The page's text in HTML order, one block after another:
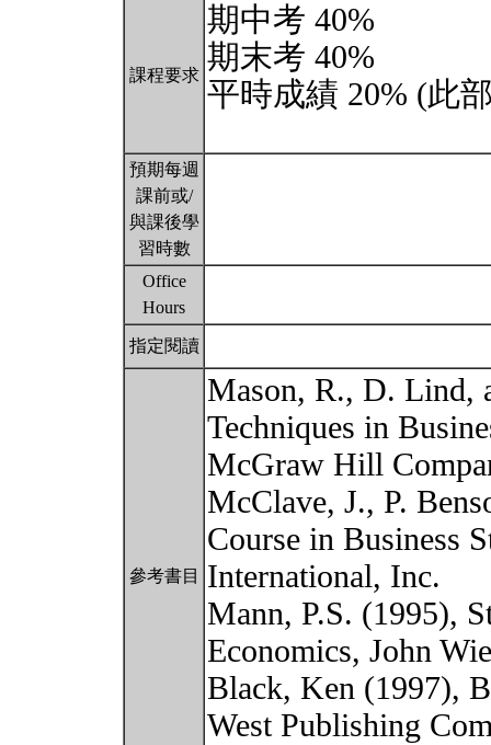
課程要求
期中考 40%
期末考 40%
平時成績 20% (此
預期每週
課前或/
與課後學
習時數
Office
Hours
指定閱讀
參考書目
Mason, R., D. Lind,
Techniques in
McGraw Hill
McClave, J., P.
Course in Business
International, Inc.
Mann, P.S. (1995),
Economics, John
Black, Ken (1997),
West Publishing